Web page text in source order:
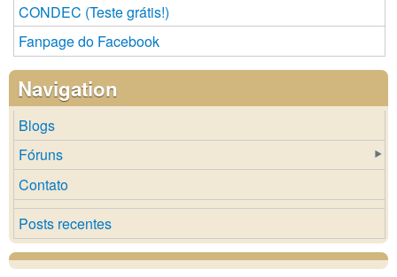
CONDEC (Teste grátis!)
Fanpage do Facebook
Navigation
Blogs
Fóruns
Contato
Posts recentes